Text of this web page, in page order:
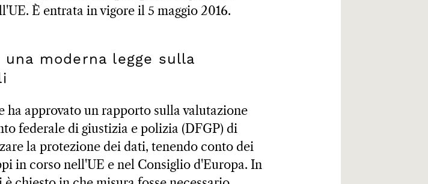
È entrata in vigore il 5 maggio 2016.
moderna legge sulla
ha approvato un rapporto sulla valutazione
federale di giustizia e polizia (DFGP) di
la protezione dei dati, tenendo conto dei
in corso nell'UE e nel Consiglio d'Europa. In